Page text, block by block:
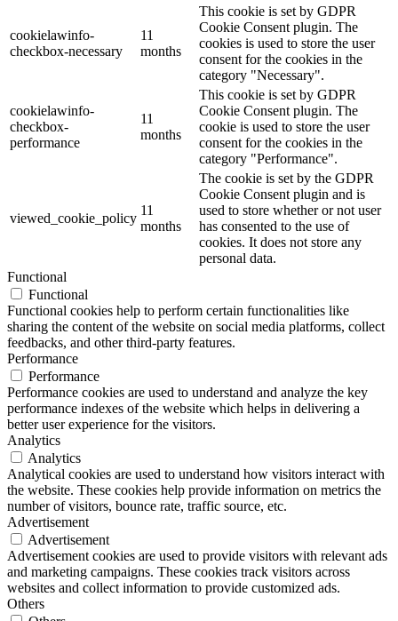
cookielawinfo-
checkbox-necessary
11
months
This cookie is set by GDPR
Cookie Consent plugin. The
cookies is used to store the user
consent for the cookies in the
category "Necessary".
cookielawinfo-
checkbox-
performance
11
months
This cookie is set by GDPR
Cookie Consent plugin. The
cookie is used to store the user
consent for the cookies in the
category "Performance".
viewed_cookie_policy
11
months
The cookie is set by the GDPR
Cookie Consent plugin and is
used to store whether or not user
has consented to the use of
cookies. It does not store any
personal data.
Functional
Functional
Functional cookies help to perform certain functionalities like
sharing the content of the website on social media platforms, collect
feedbacks, and other third-party features.
Performance
Performance
Performance cookies are used to understand and analyze the key
performance indexes of the website which helps in delivering a
better user experience for the visitors.
Analytics
Analytics
Analytical cookies are used to understand how visitors interact with
the website. These cookies help provide information on metrics the
number of visitors, bounce rate, traffic source, etc.
Advertisement
Advertisement
Advertisement cookies are used to provide visitors with relevant ads
and marketing campaigns. These cookies track visitors across
websites and collect information to provide customized ads.
Others